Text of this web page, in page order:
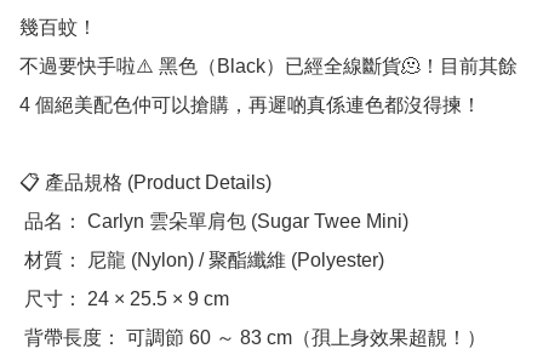
幾百蚊！
不過要快手啦⚠️ 黑色（Black）已經全線斷貨🫠！目前其餘
4 個絕美配色仲可以搶購，再遲啲真係連色都沒得揀！
📋 產品規格 (Product Details)